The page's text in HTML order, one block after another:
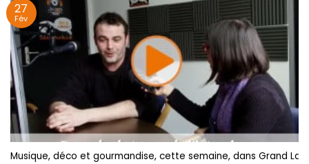
Musique, déco et gourmandise, cette semaine, dans Grand
27
Fév